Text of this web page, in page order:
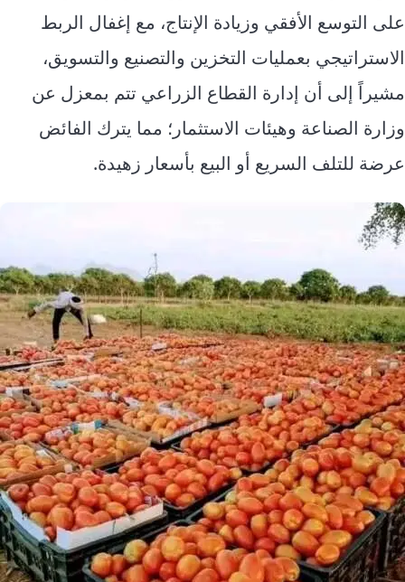
على التوسع الأفقي وزيادة الإنتاج، مع إغفال الربط
الاستراتيجي بعمليات التخزين والتصنيع والتسويق،
مشيراً إلى أن إدارة القطاع الزراعي تتم بمعزل عن
وزارة الصناعة وهيئات الاستثمار؛ مما يترك الفائض
عرضة للتلف السريع أو البيع بأسعار زهيدة.